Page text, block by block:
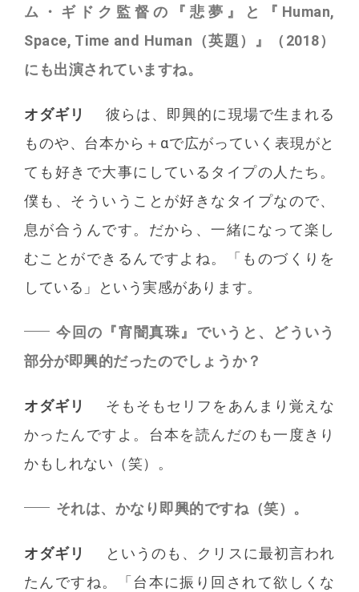
ム・ギドク監督の『悲夢』と『Human,
Space, Time and Human（英題）』（2018）
にも出演されていますね。
オダギリ
彼らは、即興的に現場で生まれる
ものや、台本から＋αで広がっていく表現がと
ても好きで大事にしているタイプの人たち。
僕も、そういうことが好きなタイプなので、
息が合うんです。だから、一緒になって楽し
むことができるんですよね。「ものづくりを
している」という実感があります。
今回の『宵闇真珠』でいうと、どういう
部分が即興的だったのでしょうか？
オダギリ
そもそもセリフをあんまり覚えな
かったんですよ。台本を読んだのも一度きり
かもしれない（笑）。
それは、かなり即興的ですね（笑）。
オダギリ
というのも、クリスに最初言われ
たんですね。「台本に振り回されて欲しくな